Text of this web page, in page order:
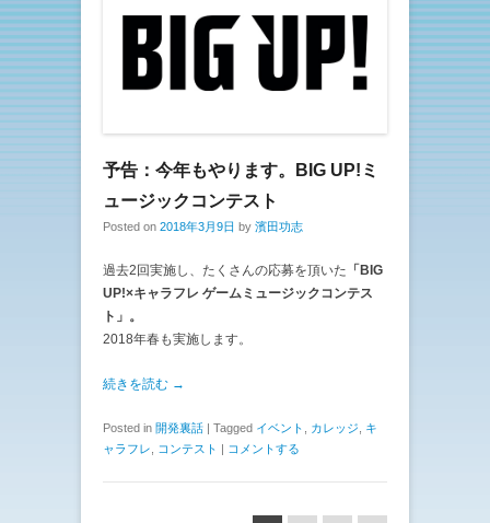
予告：今年もやります。BIG UP!ミ
ュージックコンテスト
Posted on 2018年3月9日 by 濱田功志
過去2回実施し、たくさんの応募を頂いた 「BIG
UP!×キャラフレ ゲームミュージックコンテス
ト」。
2018年春も実施します。
続きを読む →
Posted in 開発裏話 Tagged イベント カレッジ
キ
ャラフレ
コンテスト コメントする